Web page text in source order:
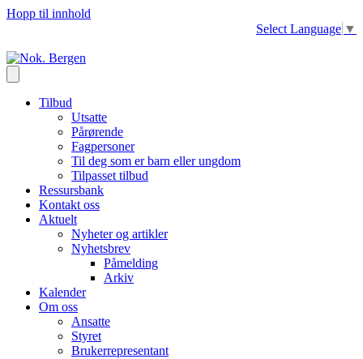
Hopp til innhold
Select Language ▼
Tilbud
Utsatte
Pårørende
Fagpersoner
Til deg som er barn eller ungdom
Tilpasset tilbud
Ressursbank
Kontakt oss
Aktuelt
Nyheter og artikler
Nyhetsbrev
Påmelding
Arkiv
Kalender
Om oss
Ansatte
Styret
Brukerrepresentant